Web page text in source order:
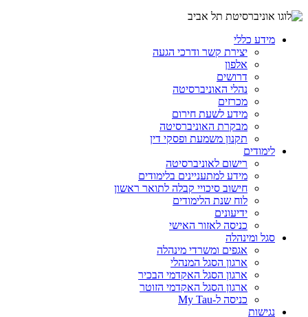
מידע כללי
יצירת קשר ודרכי הגעה
אלפון
דרושים
נהלי האוניברסיטה
מכרזים
מידע לשעת חירום
מבקרת האוניברסיטה
תקנון משמעת ופסקי דין
לימודים
רישום לאוניברסיטה
מידע למתעניינים בלימודים
חישוב סיכויי קבלה לתואר ראשון
לוח שנת הלימודים
ידיעונים
כניסה לאזור האישי
סגל ומינהלה
אגפים ומשרדי מינהלה
ארגון הסגל המנהלי
ארגון הסגל האקדמי הבכיר
ארגון הסגל האקדמי הזוטר
כניסה ל-My Tau
נגישות